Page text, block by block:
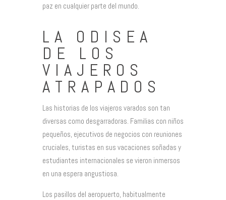
paz en cualquier parte del mundo.
LA ODISEA
DE LOS
VIAJEROS
ATRAPADOS
Las historias de los viajeros varados son tan
diversas como desgarradoras. Familias con niños
pequeños, ejecutivos de negocios con reuniones
cruciales, turistas en sus vacaciones soñadas y
estudiantes internacionales se vieron inmersos
en una espera angustiosa.
Los pasillos del aeropuerto, habitualmente